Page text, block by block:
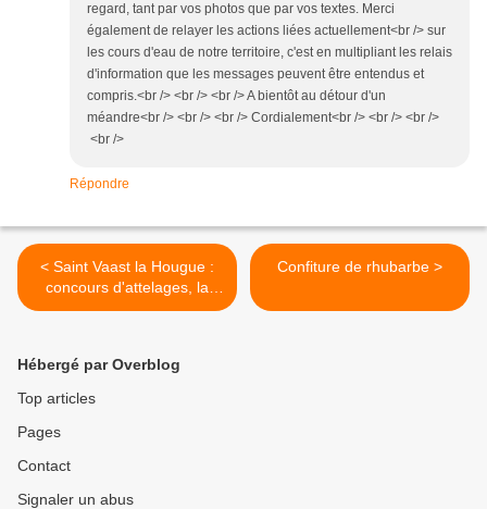
regard, tant par vos photos que par vos textes. Merci
également de relayer les actions liées actuellement<br /> sur
les cours d'eau de notre territoire, c'est en multipliant les relais
d'information que les messages peuvent être entendus et
compris.<br /> <br /> <br /> A bientôt au détour d'un
méandre<br /> <br /> <br /> Cordialement<br /> <br /> <br />
<br />
Répondre
< Saint Vaast la Hougue :
concours d'attelages, la
maniabilité
Confiture de rhubarbe >
Hébergé par Overblog
Top articles
Pages
Contact
Signaler un abus